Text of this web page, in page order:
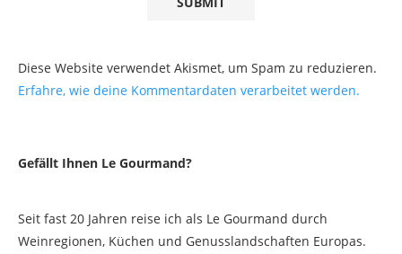
Diese Website verwendet Akismet, um Spam zu reduzieren.
Erfahre, wie deine Kommentardaten verarbeitet werden.
Gefällt Ihnen Le Gourmand?
Seit fast 20 Jahren reise ich als Le Gourmand durch
Weinregionen, Küchen und Genusslandschaften Europas.